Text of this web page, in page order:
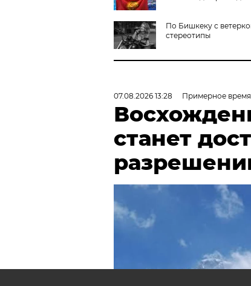
По Бишкеку с
стереотипы
07.08.2026 13:28 Примерное
станет